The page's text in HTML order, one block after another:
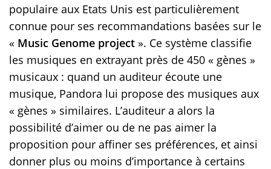
populaire aux Etats Unis est particulièrement
connue pour ses recommandations basées sur le
« Music Genome project ». Ce système classifie
les musiques en extrayant près de 450 « gènes »
musicaux : quand un auditeur écoute une
musique, Pandora lui propose des musiques aux
« gènes » similaires. L’auditeur a alors la
possibilité d’aimer ou de ne pas aimer la
proposition pour affiner ses préférences, et ainsi
donner plus ou moins d’importance à certains